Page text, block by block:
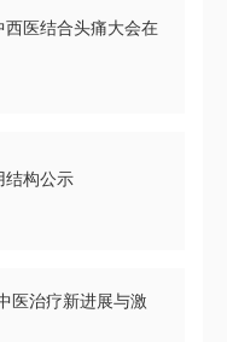
医结合头痛大会在
结构公示
医治疗新进展与激